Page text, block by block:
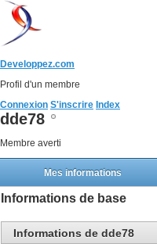
Developpez.com
Profil d'un membre
Connexion S'inscrire Index
dde78
Membre averti
Mes informations
Informations de base
Informations de dde78